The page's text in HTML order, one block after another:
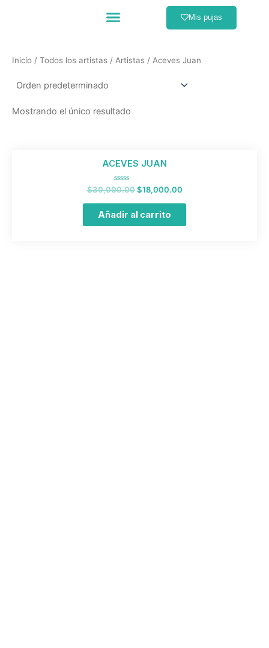
Menú Mis pujas
Inicio / Todos los artistas / Artistas / Aceves Juan
Mostrando el único resultado
ACEVES JUAN
Valorado
0
de
5
$30,000.00
precio
era:
$30,000.00.
$18,000.00
$18,000.00.
Añadir al carrito